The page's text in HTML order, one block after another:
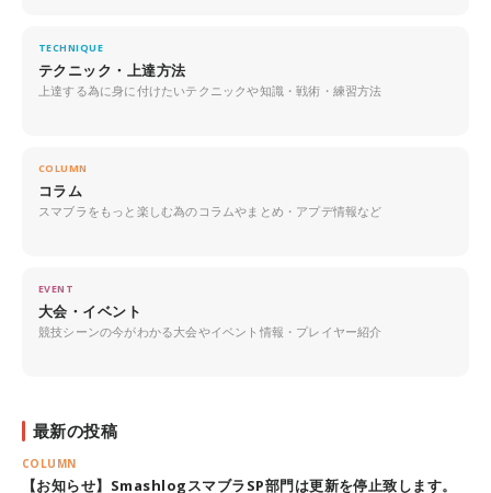
TECHNIQUE
テクニック・上達方法
上達する為に身に付けたいテクニックや知識・戦術・練習方法
COLUMN
コラム
スマブラをもっと楽しむ為のコラムやまとめ・アプデ情報など
EVENT
大会・イベント
競技シーンの今がわかる大会やイベント情報・プレイヤー紹介
最新の投稿
COLUMN
【お知らせ】SmashlogスマブラSP部門は更新を停止致します。